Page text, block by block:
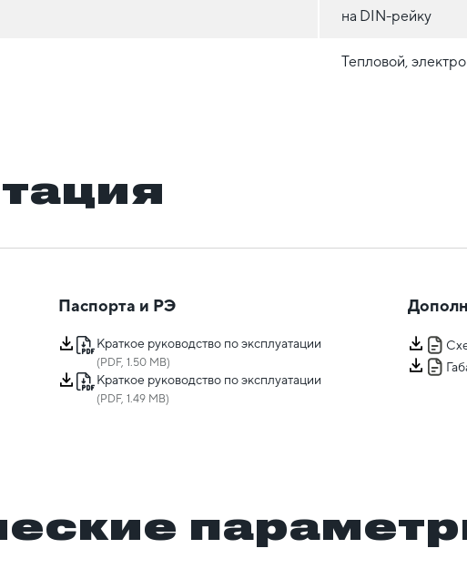
на DIN-рейку
Тепловой,
Паспорта и РЭ
Краткое руководство по эксплуатации
(PDF, 1.50 MB)
Краткое руководство по эксплуатации
(PDF, 1.49 MB)